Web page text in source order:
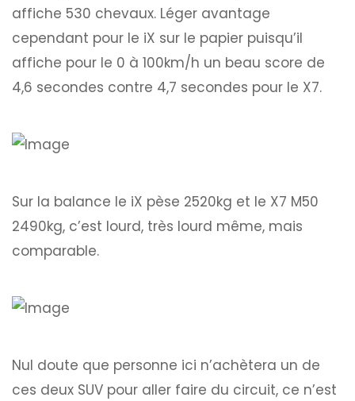
affiche 530 chevaux. Léger avantage
cependant pour le iX sur le papier puisqu’il
affiche pour le 0 à 100km/h un beau score de
4,6 secondes contre 4,7 secondes pour le X7.
Sur la balance le iX pèse 2520kg et le X7 M50
2490kg, c’est lourd, très lourd même, mais
comparable.
Nul doute que personne ici n’achètera un de
ces deux SUV pour aller faire du circuit, ce n’est